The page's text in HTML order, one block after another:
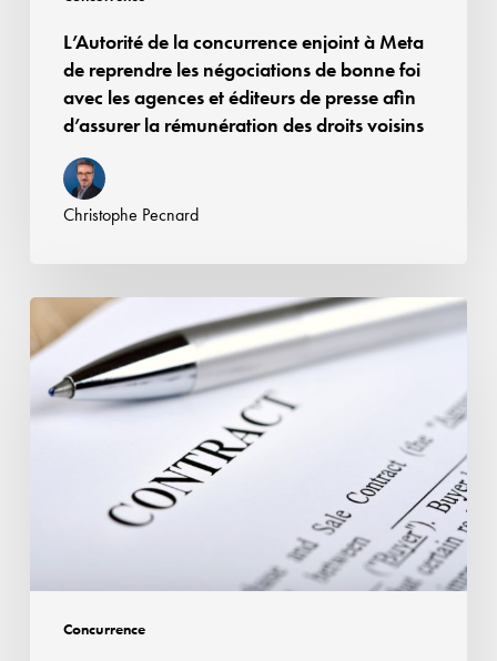
bonne
agences
presse
afin
d’assurer
rémunération
L’Autorité de la concurrence enjoint à Meta
de reprendre les négociations de bonne foi
avec les agences et éditeurs de presse afin
d’assurer la rémunération des droits voisins
Christophe Pecnard
Concurrence
Google
Android
:
à
Google